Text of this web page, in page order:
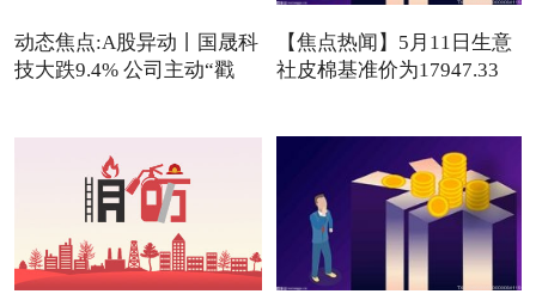
动态焦点:A股异动丨国晟科
技大跌9.4% 公司主动“戳
【焦点热闻】5月11日生意
社皮棉基准价为17947.33